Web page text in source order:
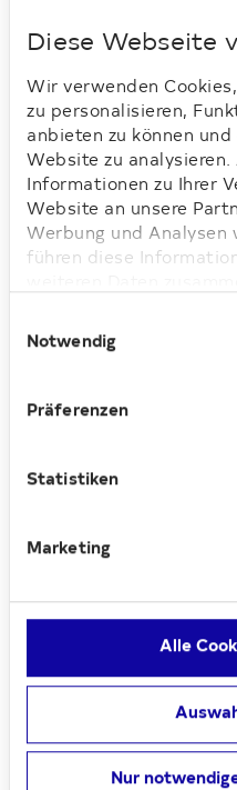
Diese Webseite
Wir verwenden
zu personalisieren,
anbieten zu können
Website zu
Informationen zu Ihrer
Website an unsere
Werbung und Analysen
führen diese
Nutzung der Dienste
Informationen dazu
Notwendig
Präferenzen
Statistiken
Marketing
Alle
Nur
Eine ganz
Als Mitarbeitende
kürzlich das Bunte
erfuhren sie beim
zu wenig
und dass viel mehr
das Angebot der
zum Anlass und
all das, was im
Vorhänge),
Spende
verpackt und
Insgesamt 150
Oberteile, 50
Paar Schuhe
Empfang nehmen.